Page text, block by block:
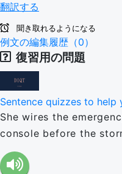
翻訳する
聞き取れるようになる
例文の編集履歴（0）
復習用の問題
Sentence quizzes to help
She wires the
console before the